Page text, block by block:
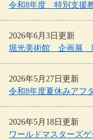
令和8年度 特別支援
2026年6月3日更新
堀光美術館 企画展
2026年5月27日更新
令和8年度夏休みアフ
2026年5月18日更新
ワールドマスターズ